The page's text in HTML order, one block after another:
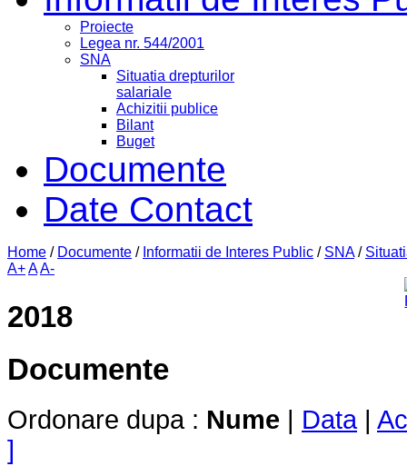
Proiecte
Legea nr. 544/2001
SNA
Situatia drepturilor
salariale
Achizitii publice
Bilant
Buget
Documente
Date Contact
Home / Documente / Informatii de Interes Public / SNA /
A+AA-
2018
Documente
Ordonare dupa : Nume | Data|
]